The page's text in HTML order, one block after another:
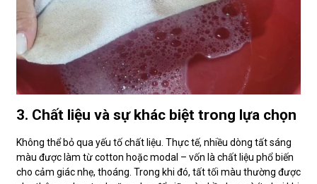
3. Chất liệu và sự khác biệt trong lựa chọn
Không thể bỏ qua yếu tố chất liệu. Thực tế, nhiều dòng tất sáng
màu được làm từ cotton hoặc modal – vốn là chất liệu phổ biến
cho cảm giác nhẹ, thoáng. Trong khi đó, tất tối màu thường được